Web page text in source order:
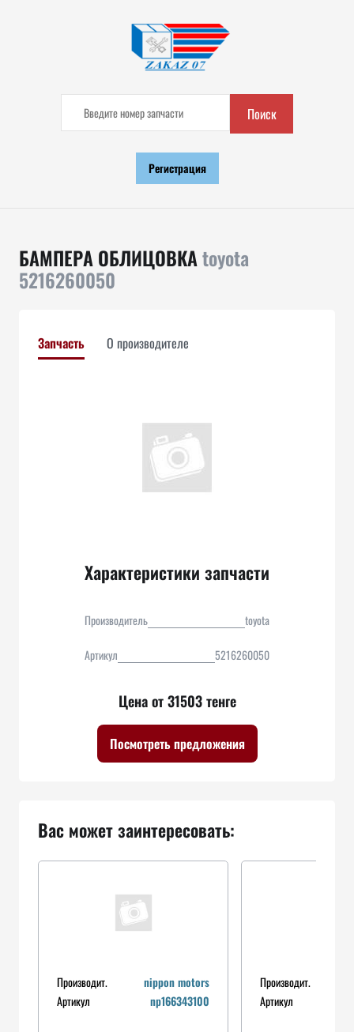
Поиск
Регистрация
БАМПЕРА ОБЛИЦОВКАtoyota
5216260050
Запчасть О производителе
Характеристики запчасти
Производитель toyota
Артикул 5216260050
Цена от 31503 тенге
Посмотреть предложения
Вас может заинтересовать:
Производит.
nippon motors
Артикул
np166343100
Производит.
Артикул